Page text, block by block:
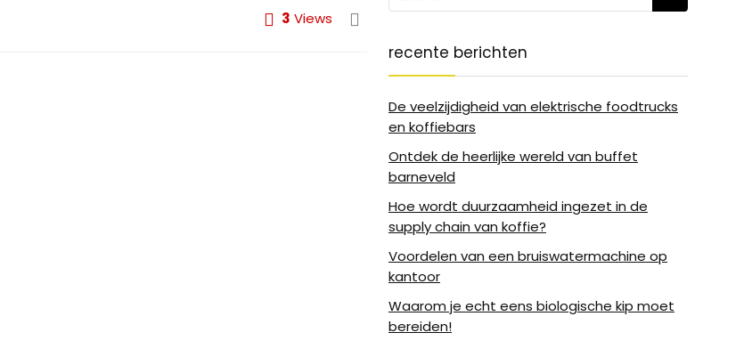
3 Views
recente berichten
De veelzijdigheid van elektrische foodtrucks
en koffiebars
Ontdek de heerlijke wereld van buffet
barneveld
Hoe wordt duurzaamheid ingezet in de
supply chain van koffie?
Voordelen van een bruiswatermachine op
kantoor
Waarom je echt eens biologische kip moet
bereiden!